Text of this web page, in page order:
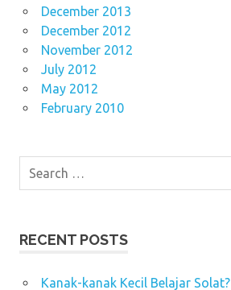
December 2013
December 2012
November 2012
July 2012
May 2012
February 2010
RECENT POSTS
Kanak-kanak Kecil Belajar Solat?